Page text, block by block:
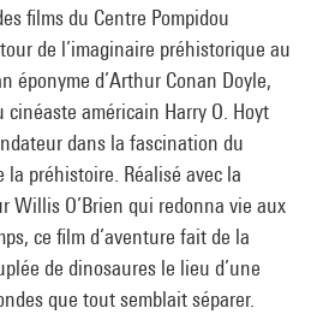
films du Centre Pompidou
de l’imaginaire préhistorique au
éponyme d’Arthur Conan Doyle,
cinéaste américain Harry O. Hoyt
dans la fascination du
la préhistoire. Réalisé avec la
Willis O’Brien qui redonna vie aux
ce film d’aventure fait de la
de dinosaures le lieu d’une
que tout semblait séparer.